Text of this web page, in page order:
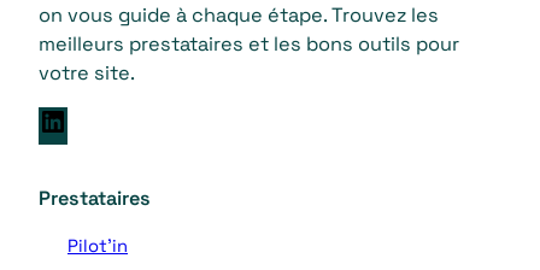
on vous guide à chaque étape. Trouvez les
meilleurs prestataires et les bons outils pour
votre site.
i
k
e
Prestataires
Pilot’in